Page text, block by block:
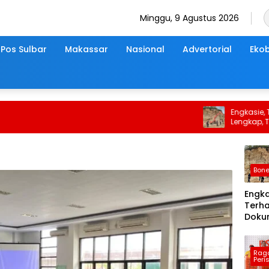
Minggu, 9 Agustus 2026
Pos Sulbar Makassar Nasional Advertorial
Engkasie,
Lengkap,
Sementara
Bone